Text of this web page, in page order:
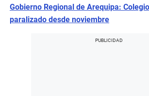
Gobierno Regional de Arequipa:
paralizado desde noviembre